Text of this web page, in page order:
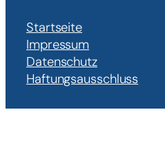
Startseite
Impressum
Datenschutz
Haftungsausschluss